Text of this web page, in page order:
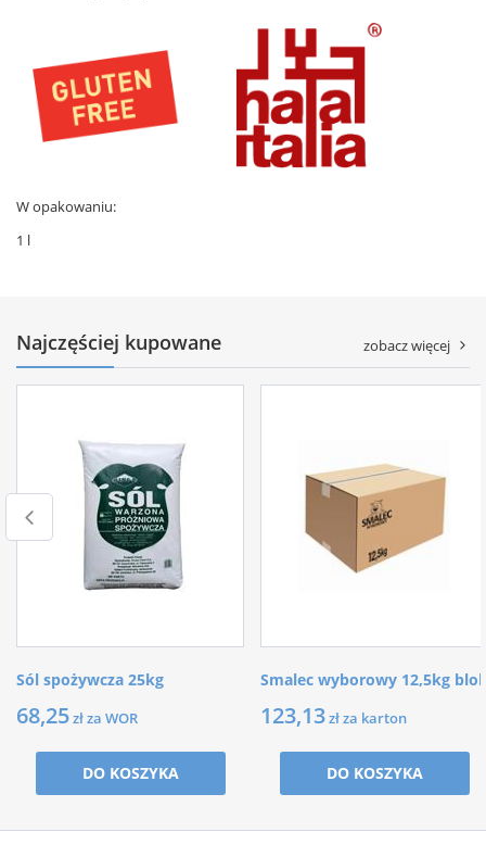
W opakowaniu:
1 l
Najczęściej kupowane zobacz więcej
Sól spożywcza 25kg
68,25zł za WOR
DO KOSZYKA
Smalec wyborowy 12,5kg
123,13zł za karton
DO KOSZYKA